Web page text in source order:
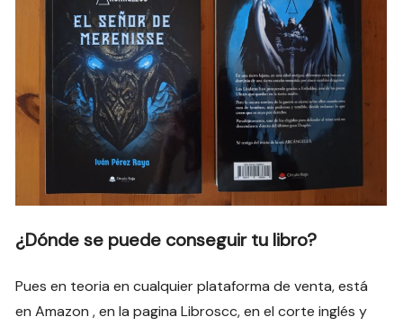
¿Dónde se puede conseguir tu libro?
Pues en teoria en cualquier plataforma de venta, está
en Amazon , en la pagina Libroscc, en el corte inglés y